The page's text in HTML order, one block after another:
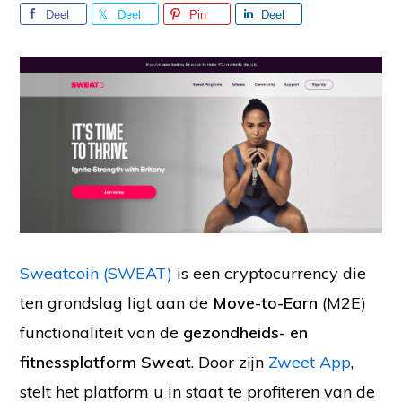
Deel Deel Pin Deel
Sweatcoin (SWEAT) is een cryptocurrency die
ten grondslag ligt aan de Move-to-Earn (M2E)
functionaliteit van de gezondheids- en
fitnessplatform Sweat. Door zijn Zweet App,
stelt het platform u in staat te profiteren van de